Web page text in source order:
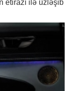
etirazı ilə üzləşib